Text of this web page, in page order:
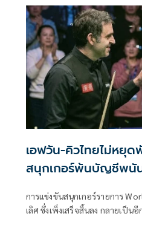
เอฟวัน-คิวไทยไม่หยุ
สนุกเกอร์พ้นบัญชีพนั
การแข่งขันสนุกเกอร์รายการ
เลิศ ซึ่งเพิ่งเสร็จสิ้นลง กลายเป็